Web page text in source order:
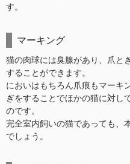
す。
マーキング
猫の肉球には臭腺があり、爪と
することができます。
においはもちろん爪痕もマーキ
ぎをすることでほかの猫に対し
のです。
完全室内飼いの猫であっても、
でしょう。